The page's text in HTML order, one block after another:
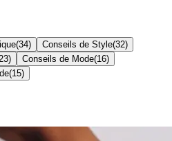
(34) Conseils de Style(32)
23) Conseils de Mode(16)
(15)